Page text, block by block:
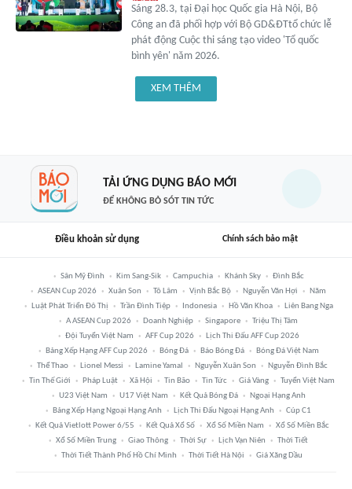
Sáng 28.3, tại Đại học Quốc gia Hà Nội, Bộ
Công an đã phối hợp với Bộ GD&ĐTtổ chức lễ
phát động Cuộc thi sáng tạo video 'Tổ quốc
bình yên' năm 2026.
XEM THÊM
TẢI ỨNG DỤNG BÁO MỚI
ĐỂ KHÔNG BỎ SÓT TIN TỨC
Điều khoản sử dụng Chính sách bảo mật
Sân Mỹ Đình Kim Sang-Sik Campuchia Khánh Sky
Đình Bắc
ASEAN Cup 2026
Xuân Son Tô Lâm Vịnh Bắc Bộ Nguyễn Văn Hợi
Năm
Luật Phát Triển Đô Thị
Trần Đình Tiệp Indonesia Hồ Văn Khoa
Liên Bang Nga
A ASEAN Cup 2026
Doanh Nghiệp Singapore
Triệu Thị Tâm
Đội Tuyển Việt Nam
AFF Cup 2026
Lịch Thi Đấu AFF Cup 2026
Bảng Xếp Hạng AFF Cup 2026
Bóng Đá Báo Bóng Đá
Bóng Đá Việt Nam
Thể Thao
Lionel Messi Lamine Yamal Nguyễn Xuân Son
Nguyễn Đình Bắc
Tin Thế Giới
Pháp Luật Xã Hội Tin Bão Tin Tức Giá Vàng
Tuyển Việt Nam
U23 Việt Nam
U17 Việt Nam Kết Quả Bóng Đá
Ngoại Hạng Anh
Bảng Xếp Hạng Ngoại Hạng Anh
Lịch Thi Đấu Ngoại Hạng Anh
Cúp C1
Kết Quả Vietlott Power 6/55
Kết Quả Xổ Số Xổ Số Miền Nam
Xổ Số Miền Bắc
Xổ Số Miền Trung
Giao Thông Thời Sự Lịch Vạn Niên
Thời Tiết
Thời Tiết Thành Phố Hồ Chí Minh
Thời Tiết Hà Nội Giá Xăng Dầu